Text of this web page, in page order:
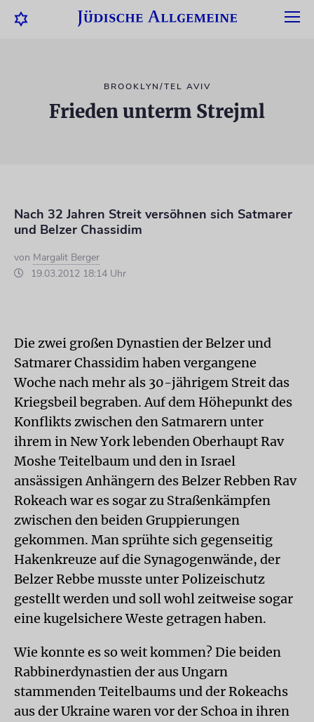
BROOKLYN/TEL AVIV
Frieden unterm Strejml
Nach 32 Jahren Streit versöhnen sich Satmarer
und Belzer Chassidim
von Margalit Berger
19.03.2012 18:14 Uhr
Die zwei großen Dynastien der Belzer und
Satmarer Chassidim haben vergangene
Woche nach mehr als 30-jährigem Streit das
Kriegsbeil begraben. Auf dem Höhepunkt des
Konflikts zwischen den Satmarern unter
ihrem in New York lebenden Oberhaupt Rav
Moshe Teitelbaum und den in Israel
ansässigen Anhängern des Belzer Rebben Rav
Rokeach war es sogar zu Straßenkämpfen
zwischen den beiden Gruppierungen
gekommen. Man sprühte sich gegenseitig
Hakenkreuze auf die Synagogenwände, der
Belzer Rebbe musste unter Polizeischutz
gestellt werden und soll wohl zeitweise sogar
eine kugelsichere Weste getragen haben.
Wie konnte es so weit kommen? Die beiden
Rabbinerdynastien der aus Ungarn
stammenden Teitelbaums und der Rokeachs
aus der Ukraine waren vor der Schoa in ihren